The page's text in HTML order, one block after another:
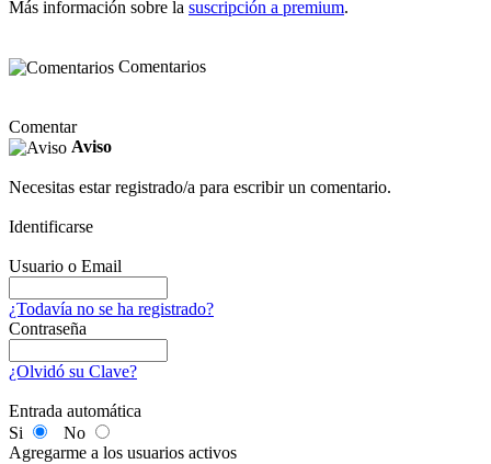
Más información sobre la suscripción a premium.
Comentarios
Comentar
Aviso
Necesitas estar registrado/a para escribir un comentario.
Identificarse
Usuario o Email
¿Todavía no se ha registrado?
Contraseña
¿Olvidó su Clave?
Entrada automática
Si
No
Agregarme a los usuarios activos